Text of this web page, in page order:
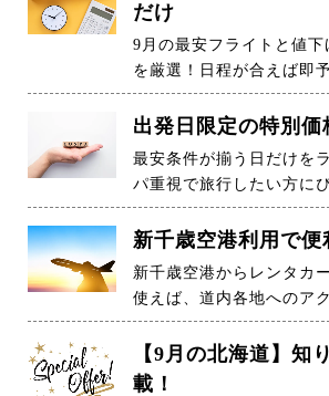
だけ
9月の最安フライトと値下
を厳選！日程が合えば即
出発日限定の特別価
最安条件が揃う日だけを
パ重視で旅行したい方に
新千歳空港利用で便
新千歳空港からレンタカ
使えば、道内各地へのア
【9月の北海道】知
載！